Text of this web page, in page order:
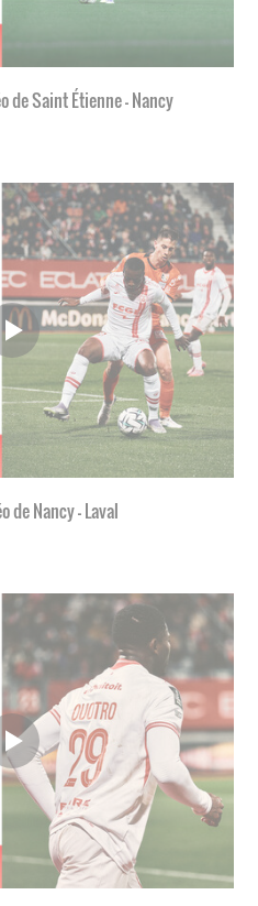
de Saint Étienne - Nancy
de Nancy - Laval